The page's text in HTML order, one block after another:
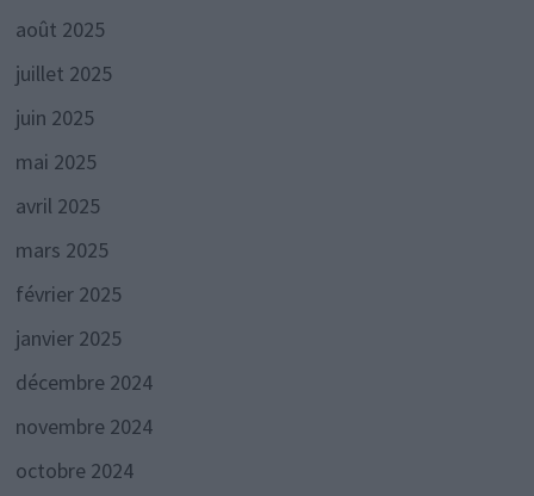
août 2025
juillet 2025
juin 2025
mai 2025
avril 2025
mars 2025
février 2025
janvier 2025
décembre 2024
novembre 2024
octobre 2024